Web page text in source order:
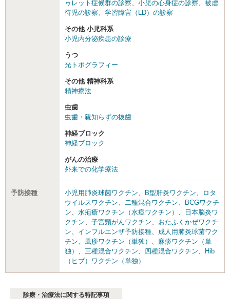
ゥレット症候群の診察 小児の心身症の診察
被虐
待児の診察
学習障害（LD）の診察
その他 小児科系
小児内分泌疾患の診療
うつ
光トポグラフィー
その他 精神科系
精神療法
虫歯
虫歯・親知らずの抜歯
神経ブロック
神経ブロック
がんの治療
外来での化学療法
予防接種 小児用肺炎球菌ワクチン B型肝炎ワクチン
ロタ
ウイルスワクチン
二種混合ワクチン
BCGワクチ
ン
水疱瘡ワクチン（水痘ワクチン）
日本脳炎ワ
クチン
子宮頸がんワクチン
おたふくかぜワクチ
ン
インフルエンザ予防接種
成人用肺炎球菌ワク
チン
風疹ワクチン（単独）
麻疹ワクチン（単
独）
三種混合ワクチン 四種混合ワクチン
Hib
（ヒブ）ワクチン（単独）
診療・治療法に関する特記事項